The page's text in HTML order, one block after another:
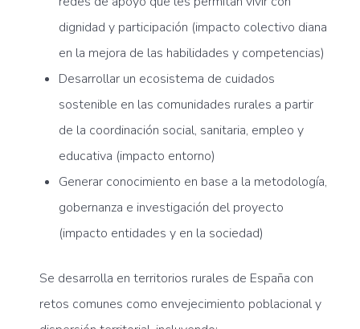
dignidad y participación (impacto colectivo diana
en la mejora de las habilidades y competencias)
Desarrollar un ecosistema de cuidados
sostenible en las comunidades rurales a partir
de la coordinación social, sanitaria, empleo y
educativa (impacto entorno)
Generar conocimiento en base a la metodología,
gobernanza e investigación del proyecto
(impacto entidades y en la sociedad)
Se desarrolla en territorios rurales de España con
retos comunes como envejecimiento poblacional y